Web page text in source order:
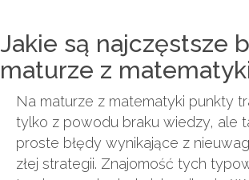
Jakie są najczęstsze
maturze z
Na maturze z matematyki punkty
tylko z powodu braku wiedzy, ale
proste błędy wynikające z
złej strategii. Znajomość tych